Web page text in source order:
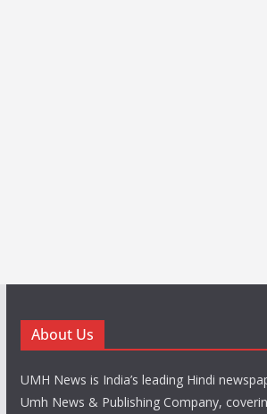
About Us
UMH News is India’s leading Hindi
Umh News & Publishing Company,